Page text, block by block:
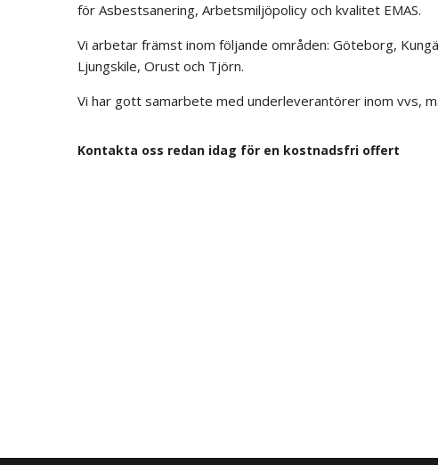
för Asbestsanering, Arbetsmiljöpolicy och kvalitet EMAS.
Vi arbetar främst inom följande områden: Göteborg,
Ljungskile, Orust och Tjörn.
Vi har gott samarbete med underleverantörer inom vvs,
Kontakta oss redan idag för en kostnadsfri offert